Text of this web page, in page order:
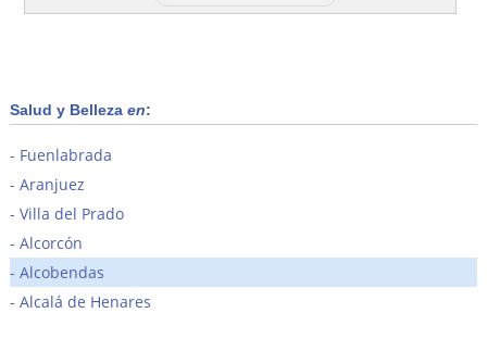
Salud y Belleza en:
Fuenlabrada
Aranjuez
Villa del Prado
Alcorcón
Alcobendas
Alcalá de Henares